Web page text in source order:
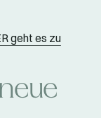
geht es zu